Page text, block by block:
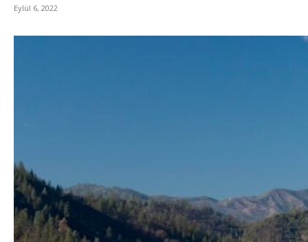
Eylül 6, 2022